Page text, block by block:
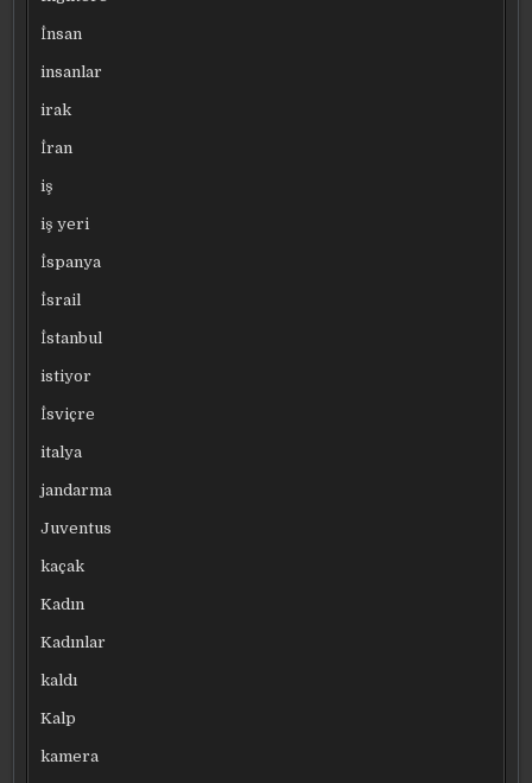
İnsan
insanlar
irak
İran
iş
iş yeri
İspanya
İsrail
İstanbul
istiyor
İsviçre
italya
jandarma
Juventus
kaçak
Kadın
Kadınlar
kaldı
Kalp
kamera